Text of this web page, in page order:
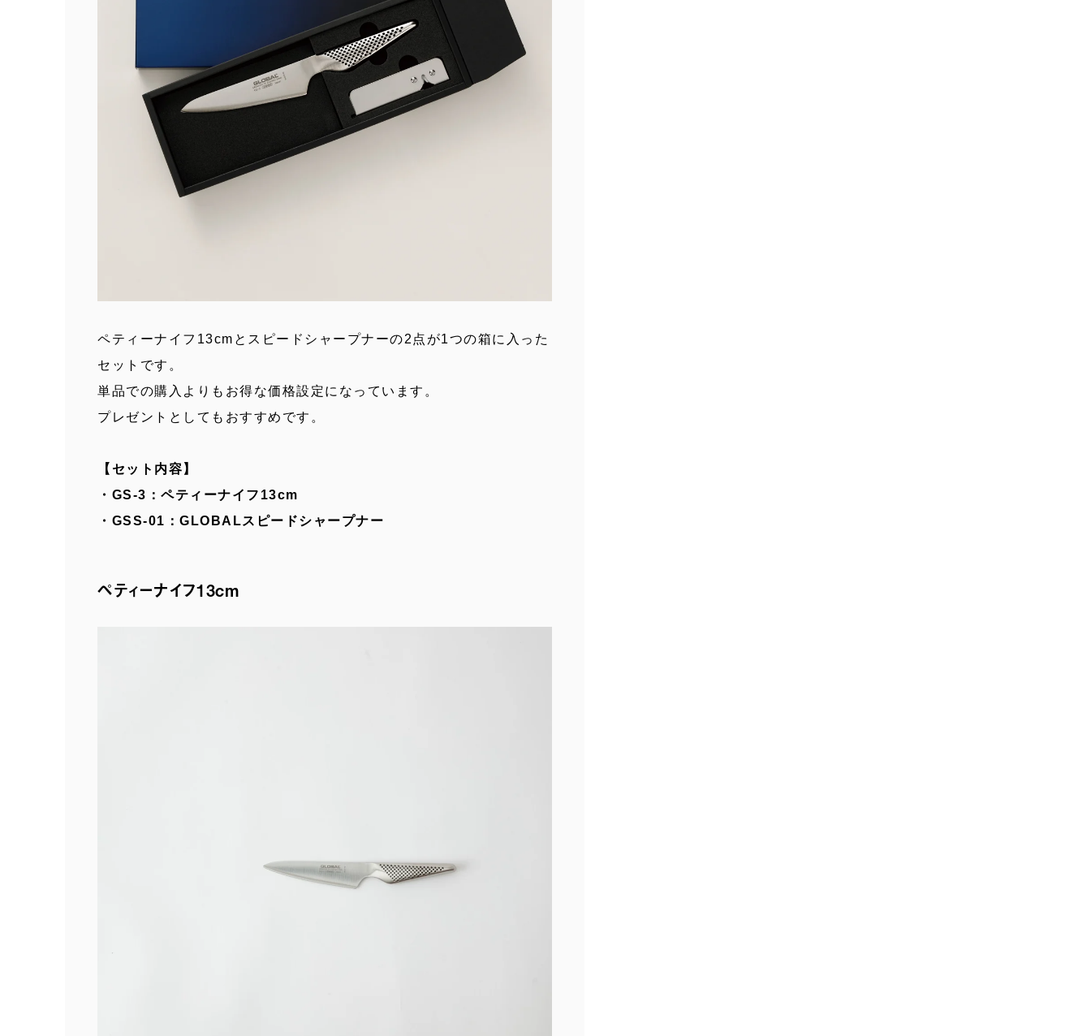
ペティーナイフ13cmとスピードシャープナーの2点が1つの箱に入った
セットです。
単品での購入よりもお得な価格設定になっています。
プレゼントとしてもおすすめです。
【セット内容】
・GS-3：ペティーナイフ13cm
・GSS-01：GLOBALスピードシャープナー
ペティーナイフ13cm